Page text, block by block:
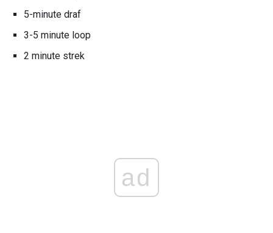
5-minute draf
3-5 minute loop
2 minute strek
ad